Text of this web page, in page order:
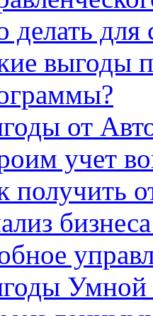
делать для
выгоды
от
учет
получить
Умной